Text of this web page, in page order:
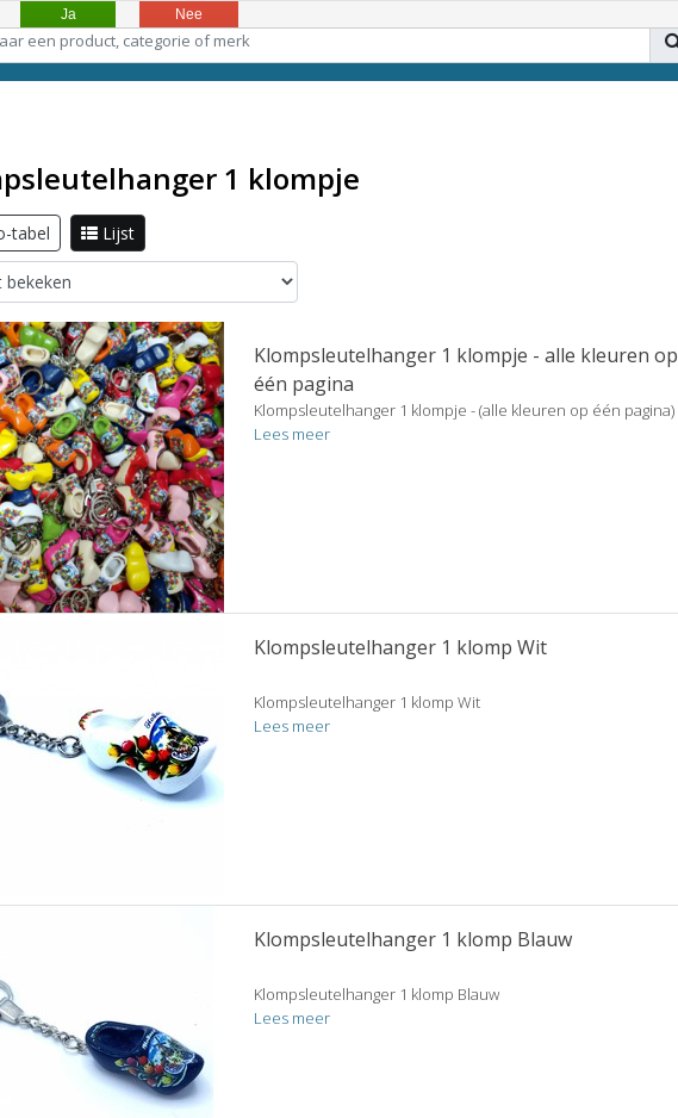
1 klompje
tabel Lijst
Klompsleutelhanger 1 klompje - alle kleuren op
één pagina
Klompsleutelhanger 1 klompje - (alle kleuren op één pagina)
Lees meer
Klompsleutelhanger 1 klomp Wit
Klompsleutelhanger 1 klomp Wit
Lees meer
Klompsleutelhanger 1 klomp Blauw
Klompsleutelhanger 1 klomp Blauw
Lees meer
Ja Nee